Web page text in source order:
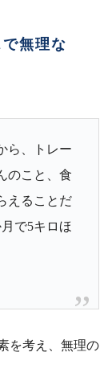
無理な
ら、トレー
のこと、食
えることだ
で5キロほ
を考え、無理の